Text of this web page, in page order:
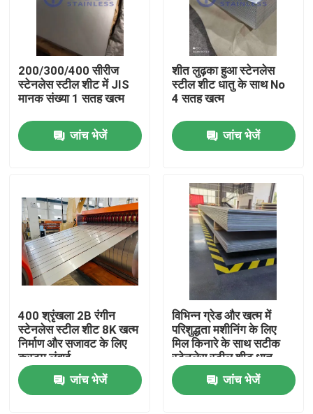
उत्पादों
वीडियो
हमारे बारे में
गुणवत्ता नियंत्रण
संपर्क करें
एक उद्धरण का अनुरोध करें
स्टेनलेस स्टील शीट का तार
200/300/400 सीरीज
स्टेनलेस स्टील शीट में JIS
मानक संख्या 1 सतह खत्म
जांच भेजें
शीत लुढ़का हुआ स्टेनलेस
स्टील शीट धातु के साथ No
4 सतह खत्म
जांच भेजें
400 श्रृंखला 2B रंगीन
स्टेनलेस स्टील शीट 8K खत्म
निर्माण और सजावट के लिए
कस्टम लंबाई
जांच भेजें
विभिन्न ग्रेड और खत्म में
परिशुद्धता मशीनिंग के लिए
मिल किनारे के साथ सटीक
स्टेनलेस स्टील शीट धातु
जांच भेजें